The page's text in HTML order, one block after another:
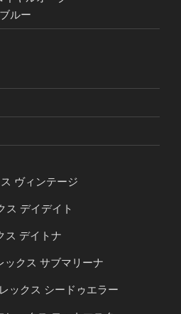
ルー
ヴィンテージ
ス デイデイト
ス デイトナ
ックス サブマリーナ
ックス シードゥエラー